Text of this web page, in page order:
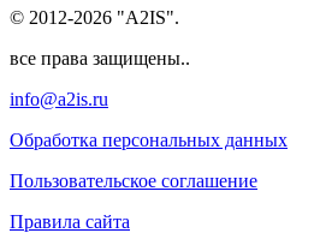
© 2012-2026 "A2IS".
все права защищены..
info@a2is.ru
Обработка персональных данных
Пользовательское соглашение
Правила сайта